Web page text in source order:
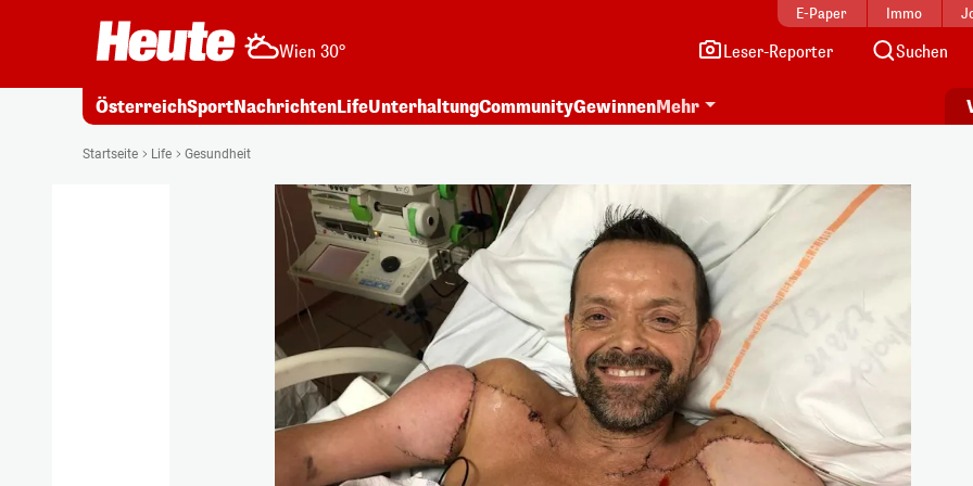
E-Paper Immo
Wien 30° Leser-Reporter Suchen
ÖsterreichSportNachrichtenLifeUnterhaltungCommunityGewinnenMehr
Startseite Life Gesundheit